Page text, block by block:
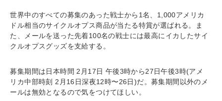
世界中のすべての募集のあった戦士から1名、1,000アメリカ
ドル相当のサイクルオプス商品が当たる特賞が選ばれる。ま
た、メールを送った先着100名の戦士には最高にイカしたサイ
クルオプスグッズを支給する。
募集期間は日本時間 2月17日 午後3時から27日午後3時(アメ
リカ中部時刻 2月16日深夜12時〜26日)だ。募集期間以外のメ
ールは無効となるので気をつけてほしい。